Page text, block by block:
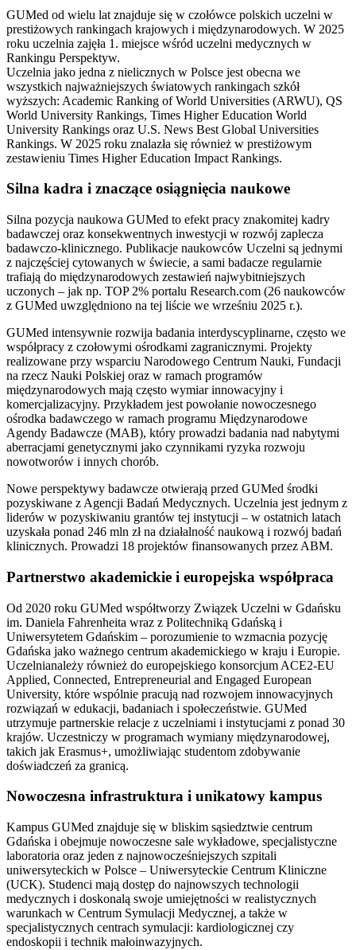
GUMed od wielu lat znajduje się w czołówce polskich uczelni w
prestiżowych rankingach krajowych i międzynarodowych. W 2025
roku uczelnia zajęła 1. miejsce wśród uczelni medycznych w
Rankingu Perspektyw.
Uczelnia jako jedna z nielicznych w Polsce jest obecna we
wszystkich najważniejszych światowych rankingach szkół
wyższych: Academic Ranking of World Universities (ARWU), QS
World University Rankings, Times Higher Education World
University Rankings oraz U.S. News Best Global Universities
Rankings. W 2025 roku znalazła się również w prestiżowym
zestawieniu Times Higher Education Impact Rankings.
Silna kadra i znaczące osiągnięcia naukowe
Silna pozycja naukowa GUMed to efekt pracy znakomitej kadry
badawczej oraz konsekwentnych inwestycji w rozwój zaplecza
badawczo-klinicznego. Publikacje naukowców Uczelni są jednymi
z najczęściej cytowanych w świecie, a sami badacze regularnie
trafiają do międzynarodowych zestawień najwybitniejszych
uczonych – jak np. TOP 2% portalu Research.com (26 naukowców
z GUMed uwzględniono na tej liście we wrześniu 2025 r.).
GUMed intensywnie rozwija badania interdyscyplinarne, często we
współpracy z czołowymi ośrodkami zagranicznymi. Projekty
realizowane przy wsparciu Narodowego Centrum Nauki, Fundacji
na rzecz Nauki Polskiej oraz w ramach programów
międzynarodowych mają często wymiar innowacyjny i
komercjalizacyjny. Przykładem jest powołanie nowoczesnego
ośrodka badawczego w ramach programu Międzynarodowe
Agendy Badawcze (MAB), który prowadzi badania nad nabytymi
aberracjami genetycznymi jako czynnikami ryzyka rozwoju
nowotworów i innych chorób.
Nowe perspektywy badawcze otwierają przed GUMed środki
pozyskiwane z Agencji Badań Medycznych. Uczelnia jest jednym z
liderów w pozyskiwaniu grantów tej instytucji – w ostatnich latach
uzyskała ponad 246 mln zł na działalność naukową i rozwój badań
klinicznych. Prowadzi 18 projektów finansowanych przez ABM.
Partnerstwo akademickie i europejska współpraca
Od 2020 roku GUMed współtworzy Związek Uczelni w Gdańsku
im. Daniela Fahrenheita wraz z Politechniką Gdańską i
Uniwersytetem Gdańskim – porozumienie to wzmacnia pozycję
Gdańska jako ważnego centrum akademickiego w kraju i Europie.
Uczelnianależy również do europejskiego konsorcjum ACE2-EU
Applied, Connected, Entrepreneurial and Engaged European
University, które wspólnie pracują nad rozwojem innowacyjnych
rozwiązań w edukacji, badaniach i społeczeństwie. GUMed
utrzymuje partnerskie relacje z uczelniami i instytucjami z ponad 30
krajów. Uczestniczy w programach wymiany międzynarodowej,
takich jak Erasmus+, umożliwiając studentom zdobywanie
doświadczeń za granicą.
Nowoczesna infrastruktura i unikatowy kampus
Kampus GUMed znajduje się w bliskim sąsiedztwie centrum
Gdańska i obejmuje nowoczesne sale wykładowe, specjalistyczne
laboratoria oraz jeden z najnowocześniejszych szpitali
uniwersyteckich w Polsce – Uniwersyteckie Centrum Kliniczne
(UCK). Studenci mają dostęp do najnowszych technologii
medycznych i doskonalą swoje umiejętności w realistycznych
warunkach w Centrum Symulacji Medycznej, a także w
specjalistycznych centrach symulacji: kardiologicznej czy
endoskopii i technik małoinwazyjnych.